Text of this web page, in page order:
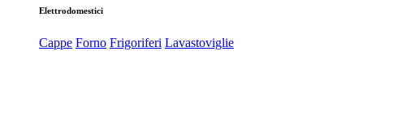
Elettrodomestici
Cappe Forno Frigoriferi Lavastoviglie